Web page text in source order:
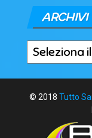
ARCHIVI
Archivi
© 2018 Tutto